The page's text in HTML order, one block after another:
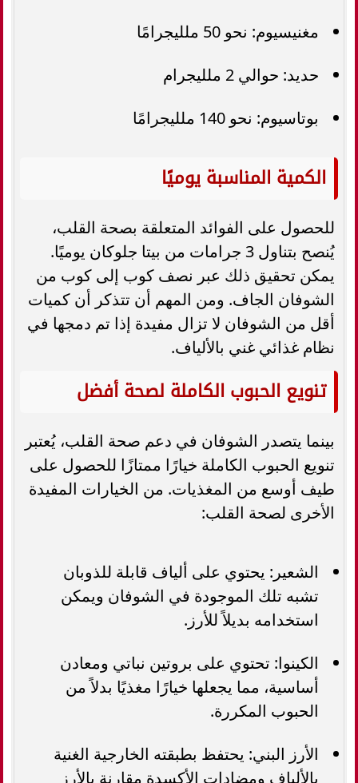
مغنيسيوم: نحو 50 ملليجرامًا
حديد: حوالي 2 ملليجرام
بوتاسيوم: نحو 140 ملليجرامًا
الكمية المناسبة يوميًا
للحصول على الفوائد المتعلقة بصحة القلب،
يُنصح بتناول 3 جرامات من بيتا جلوكان يوميًا.
يمكن تحقيق ذلك عبر نصف كوب إلى كوب من
الشوفان الجاف. ومن المهم أن تتذكر أن كميات
أقل من الشوفان لا تزال مفيدة إذا تم دمجها في
نظام غذائي غني بالألياف.
تنويع الحبوب الكاملة لصحة أفضل
بينما يتصدر الشوفان في دعم صحة القلب، يُعتبر
تنويع الحبوب الكاملة خيارًا ممتازًا للحصول على
طيف أوسع من المغذيات. من الخيارات المفيدة
الأخرى لصحة القلب:
الشعير: يحتوي على ألياف قابلة للذوبان
تشبه تلك الموجودة في الشوفان ويمكن
استخدامه بديلاً للأرز.
الكينوا: تحتوي على بروتين نباتي ومعادن
أساسية، مما يجعلها خيارًا مغذيًا بدلاً من
الحبوب المكررة.
الأرز البني: يحتفظ بطبقته الخارجية الغنية
بالألياف ومضادات الأكسدة مقارنة بالأرز